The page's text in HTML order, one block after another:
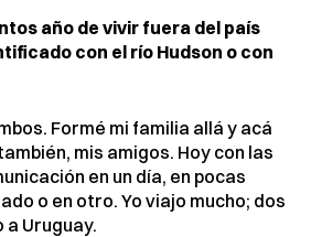
año de vivir fuera del país
con el río Hudson o con
Formé mi familia allá y acá
mis amigos. Hoy con las
en un día, en pocas
o en otro. Yo viajo mucho; dos
a Uruguay.